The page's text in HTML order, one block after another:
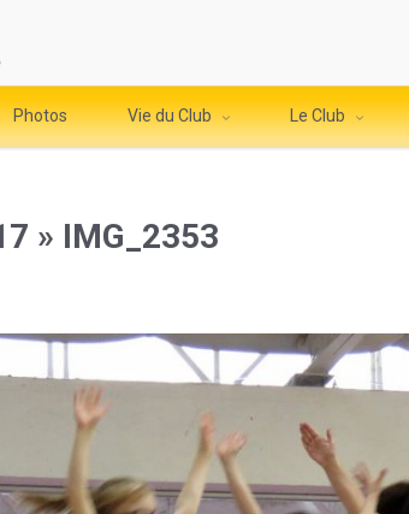
Photos Vie du Club Le Club
» IMG_2353